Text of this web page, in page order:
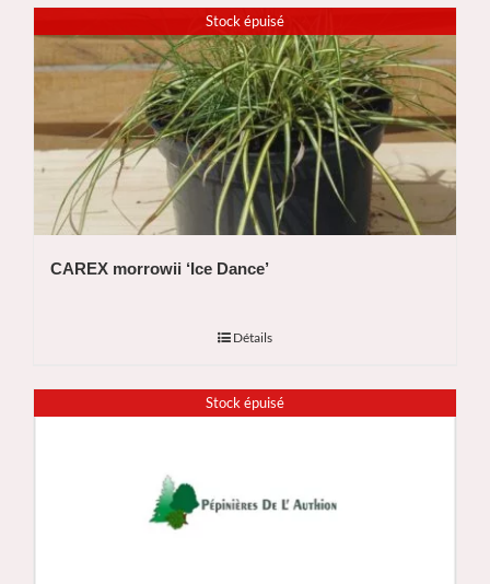
Stock épuisé
CAREX morrowii ‘Ice Dance’
Détails
Stock épuisé